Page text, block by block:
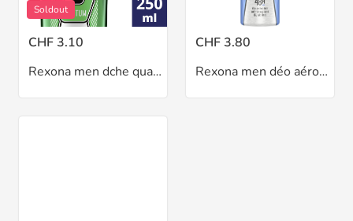
Soldout
CHF 3.10
Rexona men dche quantum 250 ml
CHF 3.80
Rexona men déo aéro dry 150 ml